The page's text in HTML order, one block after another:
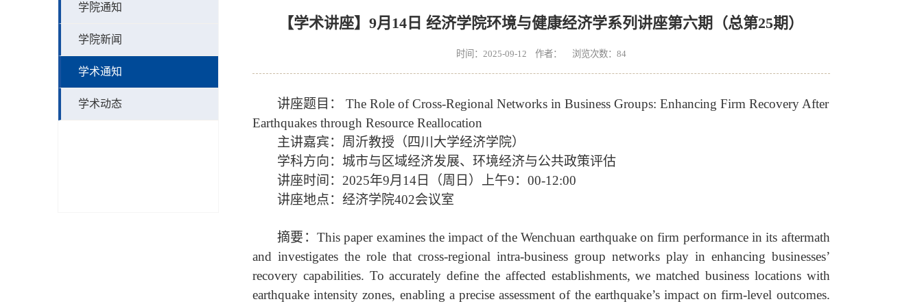
学院通知
学院新闻
学术通知
学术动态
【学术讲座】9月14日 经济学院环境与健康经济学系列讲座第六期（总第25期）
时间：2025-09-12 作者： 浏览次数： 84
讲座题目：
The Role of Cross-Regional Networks in Business Groups: Enhancing Firm Recovery After
Earthquakes through Resource Reallocation
主讲嘉宾：周沂教授（四川大学经济学院）
学科方向：城市与区域经济发展、环境经济与公共政策评估
讲座时间： 2025年9月 14日（周日）上午9： 00-12:00
讲座地点：经济学院402会议室
摘要： This paper examines the impact of the Wenchuan earthquake on firm performance in its aftermath
and investigates the role that cross-regional intra-business group networks play in enhancing businesses’
recovery capabilities. To accurately define the affected establishments, we matched business locations with
earthquake intensity zones, enabling a precise assessment of the earthquake’s impact on firm-level outcomes.